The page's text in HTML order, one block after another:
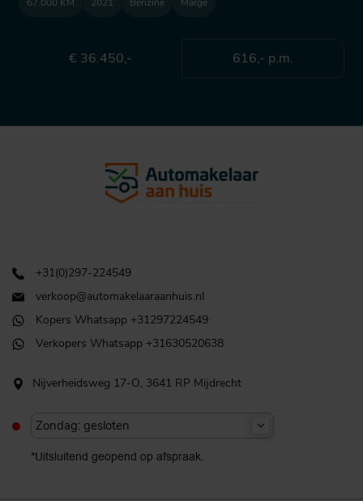
€ 36.450,- 616,- p.m.
+31(0)297-224549
verkoop@automakelaaraanhuis.nl
Kopers Whatsapp +31297224549
Verkopers Whatsapp +31630520638
Nijverheidsweg 17-O, 3641 RP Mijdrecht
Zondag: gesloten
*Uitsluitend geopend op afspraak.